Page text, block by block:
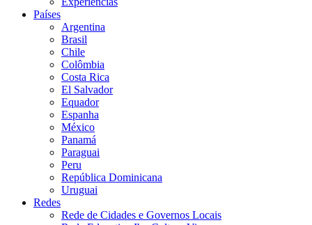
Países
Argentina
Brasil
Chile
Colômbia
Costa Rica
El Salvador
Equador
Espanha
México
Panamá
Paraguai
Peru
República Dominicana
Uruguai
Redes
Rede de Cidades e Governos Locais